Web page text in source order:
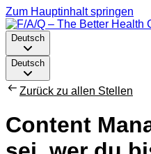
Zum Hauptinhalt springen
Deutsch
Deutsch
Zurück zu allen Stellen
Content